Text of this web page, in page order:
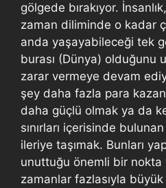
gölgede bırakıyor.
zaman diliminde o kadar
anda yaşayabileceği tek
burası (Dünya) olduğunu
zarar vermeye devam
şey daha fazla para
daha güçlü olmak ya da
sınırları içerisinde
ileriye taşımak. Bunları
unuttuğu önemli bir
zamanlar fazlasıyla